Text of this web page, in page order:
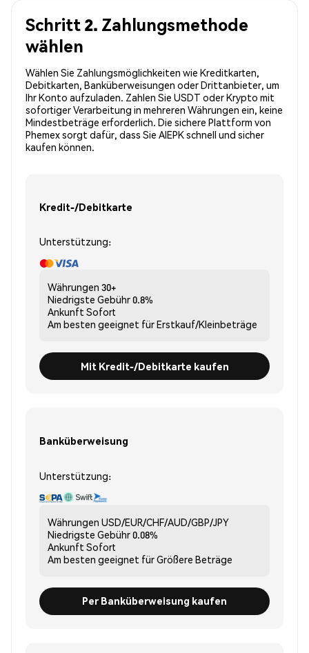
Schritt 2. Zahlungsmethode
wählen
Wählen Sie Zahlungsmöglichkeiten wie Kreditkarten,
Debitkarten, Banküberweisungen oder Drittanbieter, um
Ihr Konto aufzuladen. Zahlen Sie USDT oder Krypto mit
sofortiger Verarbeitung in mehreren Währungen ein, keine
Mindestbeträge erforderlich. Die sichere Plattform von
Phemex sorgt dafür, dass Sie AIEPK schnell und sicher
kaufen können.
Kredit-/Debitkarte
Unterstützung:
Währungen 30+
Niedrigste Gebühr0.8%
Ankunft Sofort
Am besten geeignet fürErstkauf/Kleinbeträge
Mit Kredit-/Debitkarte kaufen
Banküberweisung
Unterstützung:
Währungen USD/EUR/CHF/AUD/GBP/JPY
Niedrigste Gebühr0.08%
Ankunft Sofort
Am besten geeignet fürGrößere Beträge
Per Banküberweisung kaufen